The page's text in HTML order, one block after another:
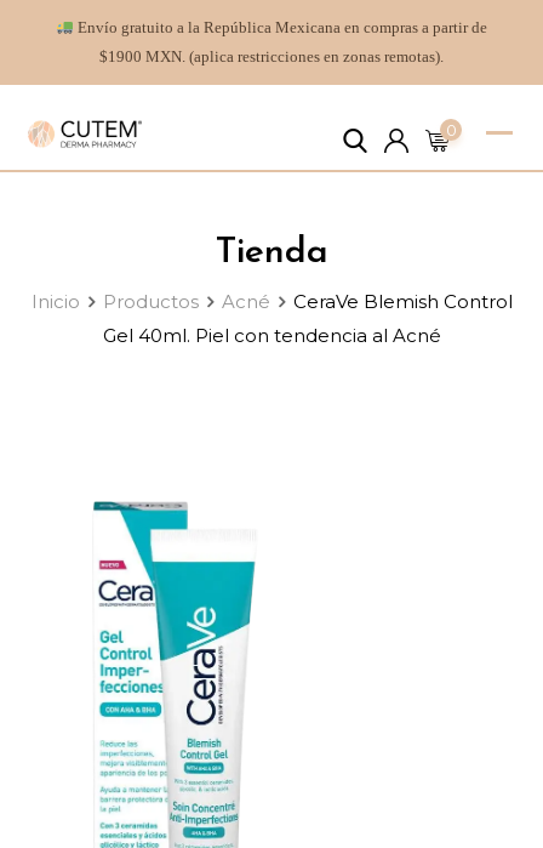
Envío gratuito a la República Mexicana en compras a partir de
$1900 MXN. (aplica restricciones en zonas remotas).
0
Tienda
Inicio Productos Acné
CeraVe Blemish Control
Gel 40ml. Piel con tendencia al Acné